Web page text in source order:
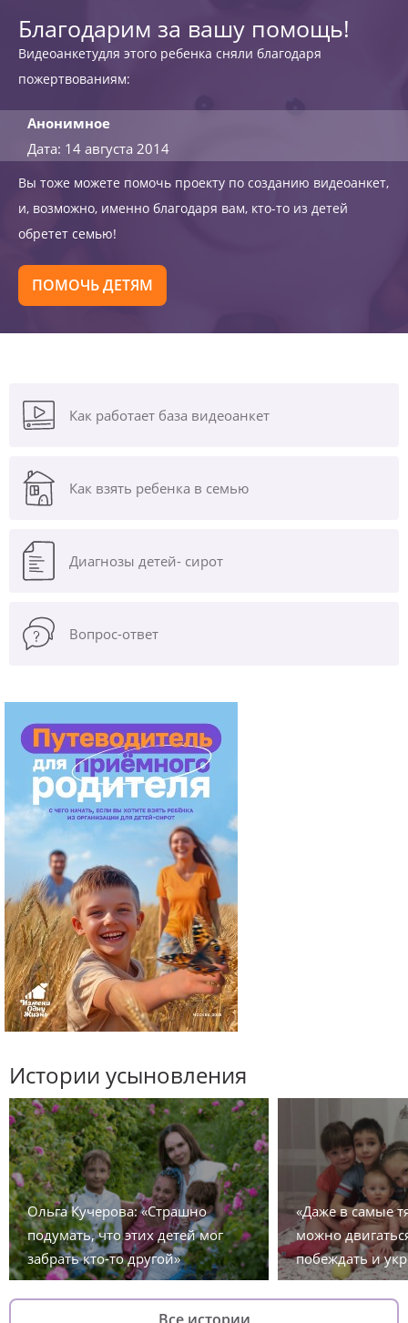
Благодарим за вашу помощь!
Видеоанкетудля этого ребенка сняли благодаря
пожертвованиям:
Анонимное
Дата: 14 августа 2014
Вы тоже можете помочь проекту по созданию видеоанкет,
и, возможно, именно благодаря вам, кто-то из детей
обретет семью!
ПОМОЧЬ ДЕТЯМ
Как работает база видеоанкет
Как взять ребенка в семью
Диагнозы детей- сирот
Вопрос-ответ
Истории усыновления
Ольга Кучерова: «Страшно
подумать, что этих детей мог
забрать кто-то другой»
«Даже в самые
можно
побеждать и